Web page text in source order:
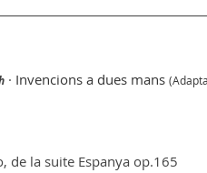
· Invencions a dues mans
de la suite Espanya op.165